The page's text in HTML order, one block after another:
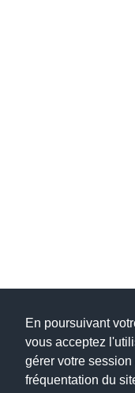
En poursuivant
vous acceptez
gérer votre session
fréquentation du